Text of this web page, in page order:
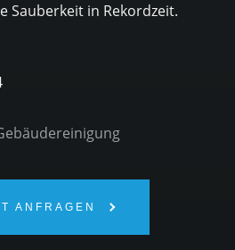
Sauberkeit in Rekordzeit.
ANFRAGEN